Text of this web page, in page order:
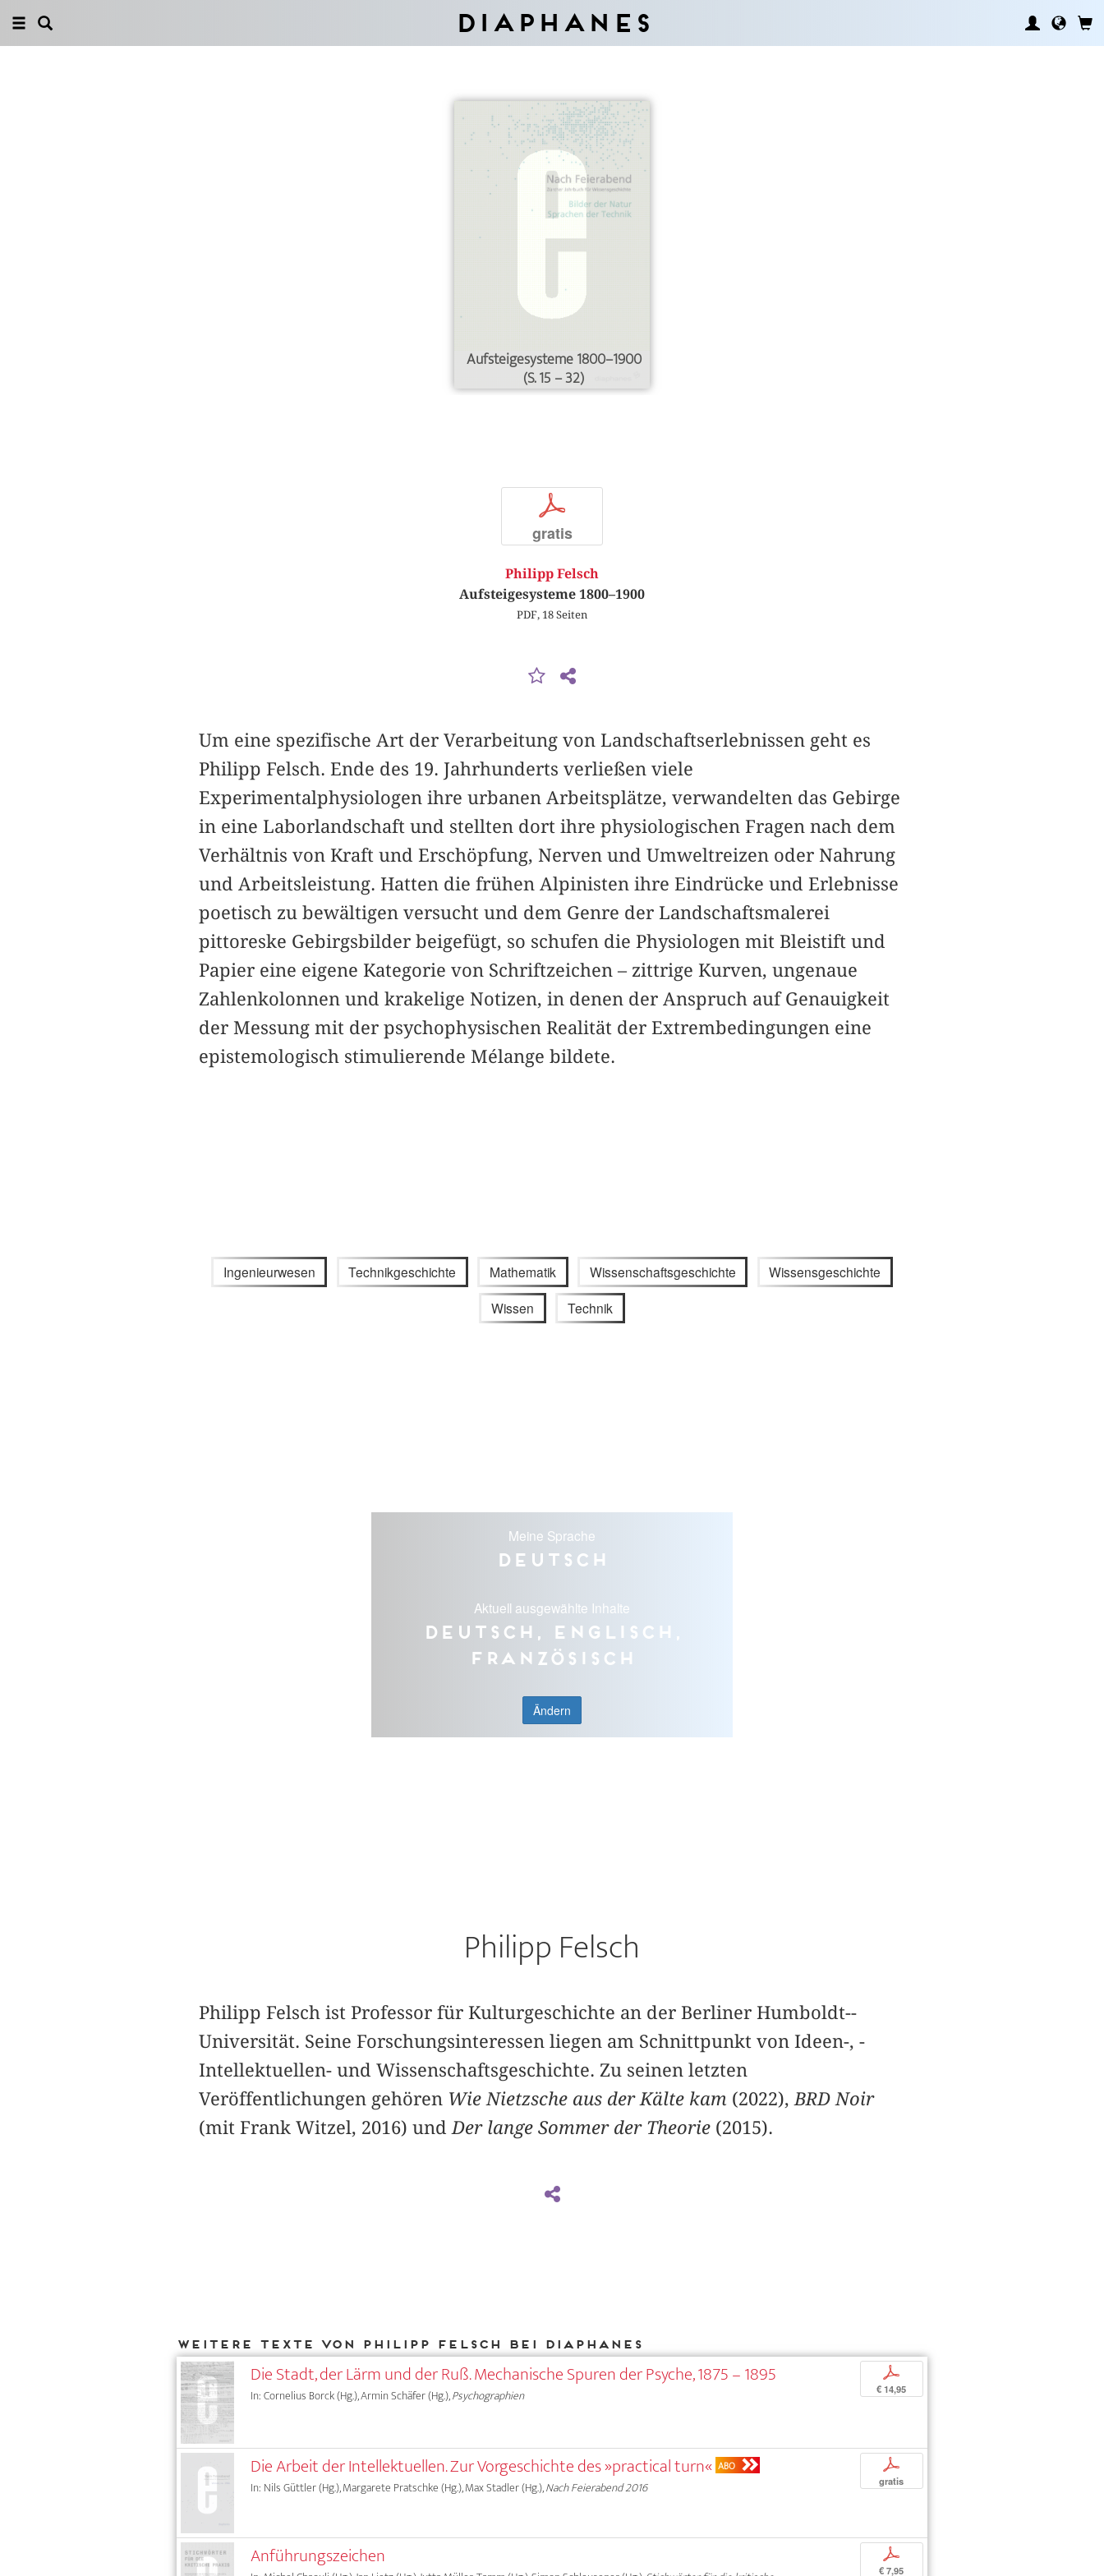
Diaphanes
Aufsteigesysteme 1800–1900
(S. 15 – 32)
p
gratis
Philipp Felsch
Aufsteigesysteme 1800–1900
PDF, 18 Seiten
Um eine spezifische Art der Verarbeitung von Landschaftserlebnissen geht es
Philipp Felsch. Ende des 19. Jahrhunderts verließen viele
Experimentalphysiologen ihre urbanen Arbeitsplätze, verwandelten das Gebirge
in eine Laborlandschaft und stellten dort ihre physiologischen Fragen nach dem
Verhältnis von Kraft und Erschöpfung, Nerven und Umweltreizen oder Nahrung
und Arbeitsleistung. Hatten die frühen Alpinisten ihre Eindrücke und Erlebnisse
poetisch zu bewältigen versucht und dem Genre der Landschaftsmalerei
pittoreske Gebirgsbilder beigefügt, so schufen die Physiologen mit Bleistift und
Papier eine eigene Kategorie von Schriftzeichen – zittrige Kurven, ungenaue
Zahlenkolonnen und krakelige Notizen, in denen der Anspruch auf Genauigkeit
der Messung mit der psychophysischen Realität der Extrembedingungen eine
epistemologisch stimulierende Mélange bildete.
Ingenieurwesen Technikgeschichte Mathematik Wissenschaftsgeschichte Wissensgeschichte
Wissen Technik
Meine Sprache
Deutsch
Aktuell ausgewählte Inhalte
Deutsch, Englisch,
Französisch
Ändern
Philipp Felsch
Philipp Felsch ist Professor für Kulturgeschichte an der Berliner Humboldt-­
Universität. Seine Forschungsinteressen liegen am Schnittpunkt von Ideen-, ­
Intellektuellen- und Wissenschaftsgeschichte. Zu seinen letzten
Veröffentlichungen gehören Wie Nietzsche aus der Kälte kam (2022), BRD Noir
(mit Frank Witzel, 2016) und Der lange Sommer der Theorie(2015).
Weitere Texte von Philipp Felsch bei DIAPHANES
Die Stadt, der Lärm und der Ruß. Mechanische Spuren der Psyche, 1875 – 1895
In: Cornelius Borck (Hg.), Armin Schäfer (Hg.),Psychographien
p
€ 14,95
Die Arbeit der Intellektuellen. Zur Vorgeschichte des »practical turn« ABO
In: Nils Güttler (Hg.), Margarete Pratschke (Hg.), Max Stadler (Hg.),Nach Feierabend 2016
p
gratis
Anführungszeichen p
€ 7,95